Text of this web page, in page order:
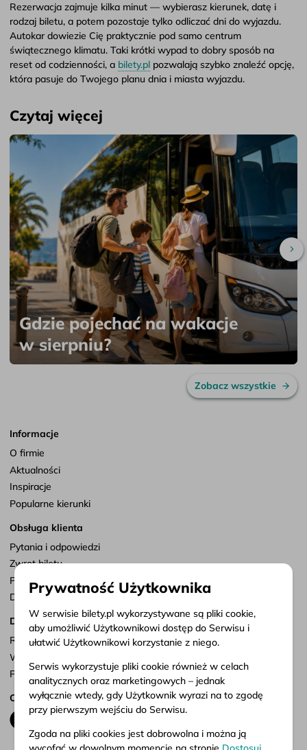
Rezerwacja zajmuje kilka minut — wybierasz kierunek, datę i
rodzaj biletu, a potem pozostaje tylko odliczać dni do wyjazdu.
Autokar dowiezie Cię praktycznie pod samo centrum
świątecznego klimatu. Taki krótki wypad to dobry sposób na
reset od codzienności, a bilety.pl pozwalają szybko znaleźć opcję,
która pasuje do Twojego planu dnia i miasta wyjazdu.
Czytaj więcej
Gdzie pojechać na wakacje
w sierpniu?
Zobacz wszystkie
Informacje
O firmie
Aktualności
Inspiracje
Popularne kierunki
Obsługa klienta
Pytania i odpowiedzi
Zwrot biletu
Punkty sprzedaży
Dostosuj zgody
Dokumenty
Regulamin serwisu
Warunki przewozu
Polityka prywatności
Obserwuj nas
Prywatność Użytkownika
W serwisie bilety.pl wykorzystywane są pliki cookie,
aby umożliwić Użytkownikowi dostęp do Serwisu i
ułatwić Użytkownikowi korzystanie z niego.
Serwis wykorzystuje pliki cookie również w celach
analitycznych oraz marketingowych – jednak
wyłącznie wtedy, gdy Użytkownik wyrazi na to zgodę
przy pierwszym wejściu do Serwisu.
Zgoda na pliki cookies jest dobrowolna i można ją